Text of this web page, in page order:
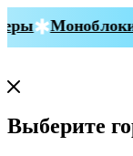
Моноблоки
Выберите